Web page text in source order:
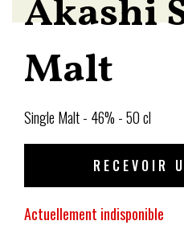
Akashi
Malt
Single Malt - 46% - 50 cl
RECEVOIR
Actuellement indisponible